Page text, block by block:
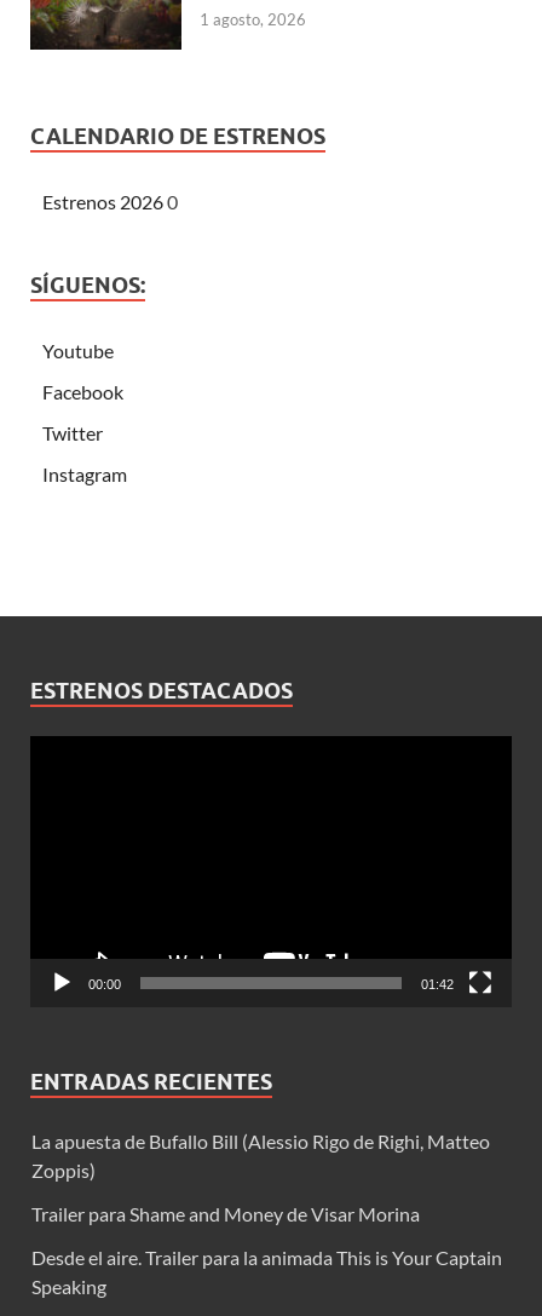
1 agosto, 2026
CALENDARIO DE ESTRENOS
Estrenos 20260
SÍGUENOS:
Youtube
Facebook
Twitter
Instagram
ESTRENOS DESTACADOS
00:00 01:42
ENTRADAS RECIENTES
La apuesta de Bufallo Bill (Alessio Rigo de Righi, Matteo
Zoppis)
Trailer para Shame and Money de Visar Morina
Desde el aire. Trailer para la animada This is Your Captain
Speaking